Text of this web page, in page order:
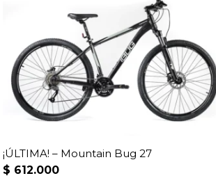
¡ÚLTIMA! – Mountain Bug 27
$ 612.000